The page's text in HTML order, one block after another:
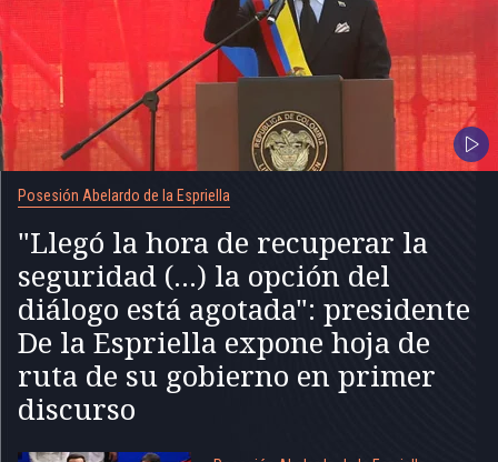
Posesión Abelardo de la Espriella
"Llegó la hora de recuperar la
seguridad (...) la opción del
diálogo está agotada": presidente
De la Espriella expone hoja de
ruta de su gobierno en primer
discurso